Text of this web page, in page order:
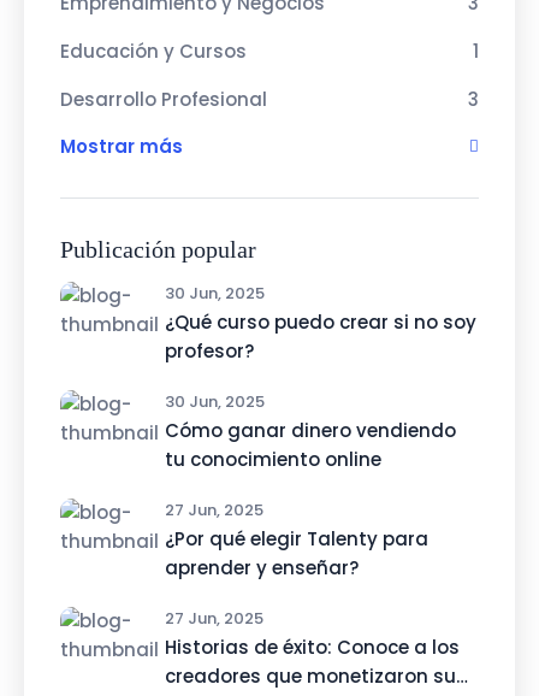
Educación y Cursos
1
Desarrollo Profesional
3
Mostrar más
Publicación popular
30 Jun, 2025
¿Qué curso puedo crear si no soy
profesor?
30 Jun, 2025
Cómo ganar dinero vendiendo
tu conocimiento online
27 Jun, 2025
¿Por qué elegir Talenty para
aprender y enseñar?
27 Jun, 2025
Historias de éxito: Conoce a los
creadores que monetizaron su